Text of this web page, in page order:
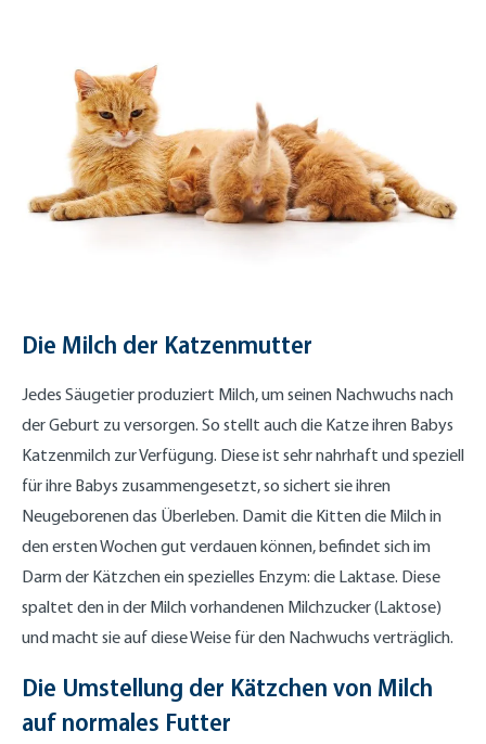
Die Milch der Katzenmutter
Jedes Säugetier produziert Milch, um seinen Nachwuchs nach
der Geburt zu versorgen. So stellt auch die Katze ihren Babys
Katzenmilch zur Verfügung. Diese ist sehr nahrhaft und speziell
für ihre Babys zusammengesetzt, so sichert sie ihren
Neugeborenen das Überleben. Damit die Kitten die Milch in
den ersten Wochen gut verdauen können, befindet sich im
Darm der Kätzchen ein spezielles Enzym: die Laktase. Diese
spaltet den in der Milch vorhandenen Milchzucker (Laktose)
und macht sie auf diese Weise für den Nachwuchs verträglich.
Die Umstellung der Kätzchen von Milch
auf normales Futter